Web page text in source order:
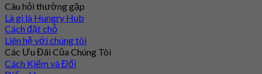
Câu hỏi thường gặp
Là gì là Hungry Hub
Cách đặt chỗ
Liên hệ với chúng tôi
Các Ưu Đãi Của Chúng Tôi
Cách Kiếm và Đổi